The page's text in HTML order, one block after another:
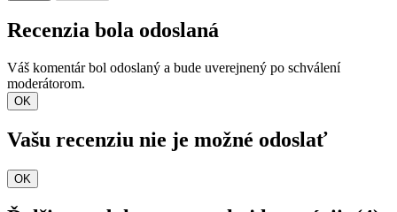
Recenzia bola odoslaná
Váš komentár bol odoslaný a bude uverejnený po schválení
moderátorom.
OK
Vašu recenziu nie je možné odoslať
OK